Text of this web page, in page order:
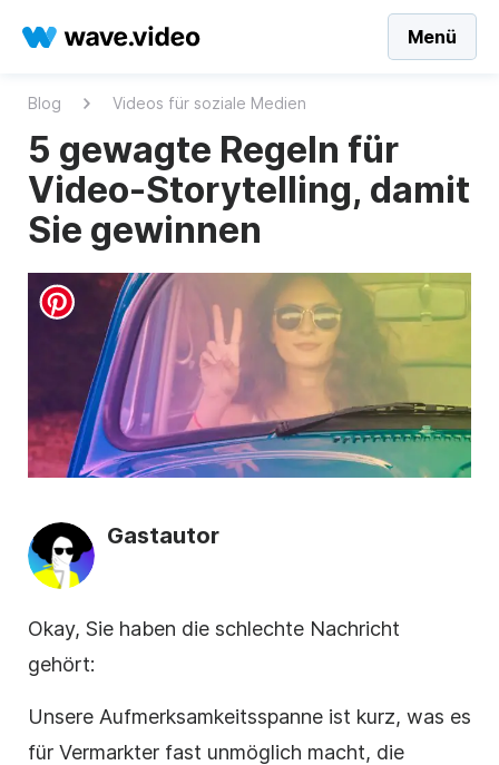
Menü
Blog Videos für soziale Medien
5 gewagte Regeln für
Video-Storytelling, damit
Sie gewinnen
Gastautor
Okay, Sie haben die schlechte Nachricht
gehört:
Unsere Aufmerksamkeitsspanne ist kurz, was es
für Vermarkter fast unmöglich macht, die